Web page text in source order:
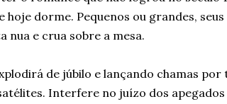
dorme. Pequenos ou grandes, seus
nua e crua sobre a mesa.
de júbilo e lançando chamas por
Interfere no juízo dos apegados